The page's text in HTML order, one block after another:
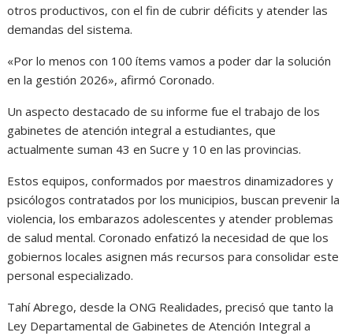
otros productivos, con el fin de cubrir déficits y atender las
demandas del sistema.
«Por lo menos con 100 ítems vamos a poder dar la solución
en la gestión 2026», afirmó Coronado.
Un aspecto destacado de su informe fue el trabajo de los
gabinetes de atención integral a estudiantes, que
actualmente suman 43 en Sucre y 10 en las provincias.
Estos equipos, conformados por maestros dinamizadores y
psicólogos contratados por los municipios, buscan prevenir la
violencia, los embarazos adolescentes y atender problemas
de salud mental. Coronado enfatizó la necesidad de que los
gobiernos locales asignen más recursos para consolidar este
personal especializado.
Tahí Abrego, desde la ONG Realidades, precisó que tanto la
Ley Departamental de Gabinetes de Atención Integral a